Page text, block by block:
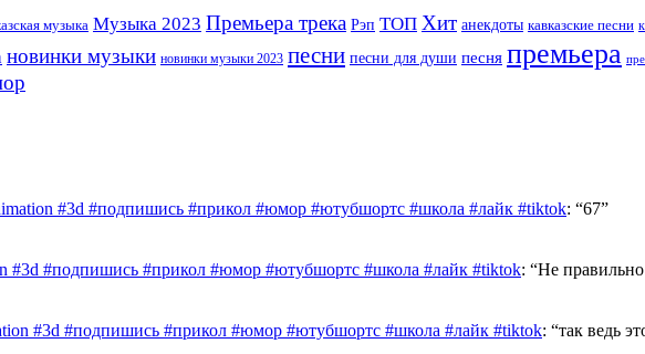
музыка Музыка 2023 Премьера трека Рэп ТОП Хит анекдоты кавказские песни
новинки музыки новинки музыки 2023 песни песни для души песня премьера
#3d #подпишись #прикол #юмор #ютубшортс #школа #лайк #tiktok: “67”
#3d #подпишись #прикол #юмор #ютубшортс #школа #лайк #tiktok: “Не
#3d #подпишись #прикол #юмор #ютубшортс #школа #лайк #tiktok: “так ведь